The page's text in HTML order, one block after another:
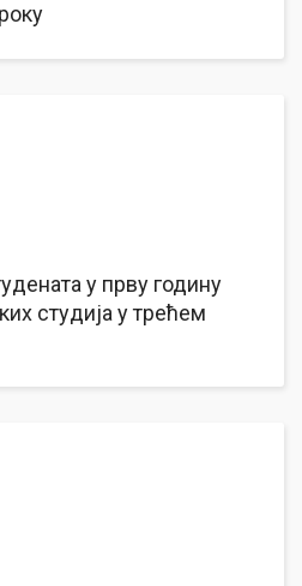
у прву годину
студија у трећем